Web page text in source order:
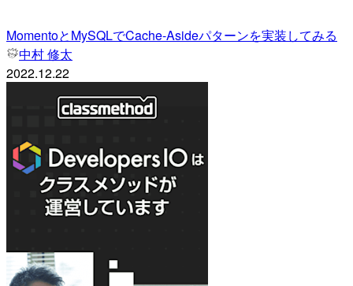
MomentoとMySQLでCache-Asideパターンを実装してみる
中村 修太
2022.12.22